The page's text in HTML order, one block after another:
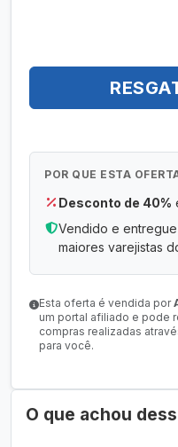
POR QUE ESTA
Desconto de 40%
Vendido e
maiores varejistas
Esta oferta é vendida por
um portal afiliado e pode
compras realizadas
para você.
O que achou